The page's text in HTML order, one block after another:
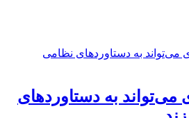
می‌تواند به دستاوردهای